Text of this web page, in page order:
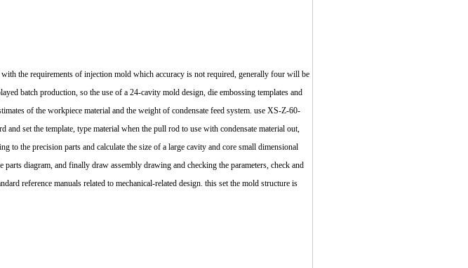
the requirements of injection mold which accuracy is not required, generally four will be
batch production, so the use of a 24-cavity mold design, die embossing templates and
of the workpiece material and the weight of condensate feed system. use XS-Z-60-
set the template, type material when the pull rod to use with condensate material out,
to the precision parts and calculate the size of a large cavity and core small dimensional
diagram, and finally draw assembly drawing and checking the parameters, check and
reference manuals related to mechanical-related design. this set the mold structure is